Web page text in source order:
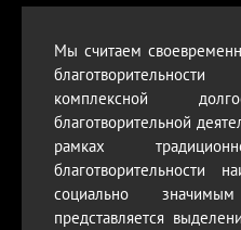
Мы считаем
комплексной
благотворительной
рамках
благотворительности
социально
представляется